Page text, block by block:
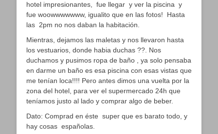
hotel impresionantes, fue llegar y ver la piscina y
fue woowwwwwww, igualito que en las fotos! Hasta
las 2pm no nos daban la habitación.
Mientras, dejamos las maletas y nos llevaron hasta
los vestuarios, donde habia duchas ??. Nos
duchamos y pusimos ropa de baño , ya solo pensaba
en darme un baño es esa piscina con esas vistas que
me tenían loca!!!! Pero antes dimos una vuelta por la
zona del hotel, para ver el supermercado 24h que
teníamos justo al lado y comprar algo de beber.
Dato: Comprad en éste super que es barato todo, y
hay cosas españolas.